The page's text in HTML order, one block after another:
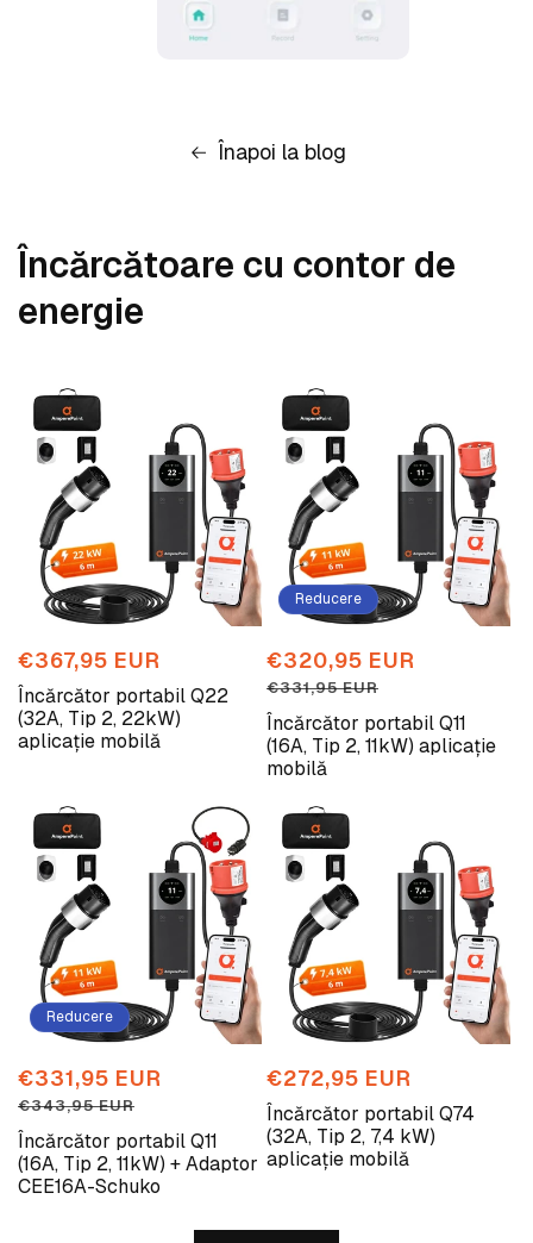
Înapoi la blog
Încărcătoare cu contor de
energie
Încărcător portabil Q22
(32A, Tip 2, 22kW)
aplicație mobilă
Preț
obișnuit
€367,95 EUR
Reducere
Încărcător portabil Q11
(16A, Tip 2, 11kW) aplicație
mobilă
Preț
redus
€320,95 EUR
€331,95 EUR
Reducere
Încărcător portabil Q11
(16A, Tip 2, 11kW) + Adaptor
CEE16A-Schuko
Preț
redus
€331,95 EUR
obișnuit
€343,95 EUR
Încărcător portabil Q74
(32A, Tip 2, 7,4 kW)
aplicație mobilă
Preț
obișnuit
€272,95 EUR